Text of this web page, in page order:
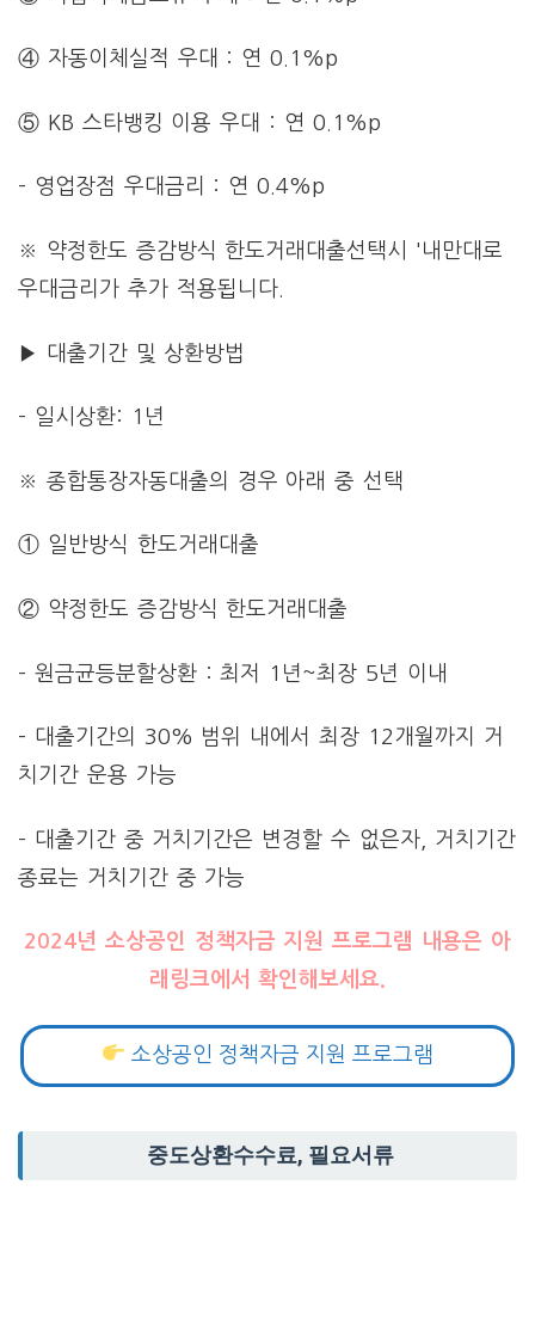
④ 자동이체실적 우대 : 연 0.1%p
⑤ KB 스타뱅킹 이용 우대 : 연 0.1%p
– 영업장점 우대금리 : 연 0.4%p
※ 약정한도 증감방식 한도거래대출선택시 '내만대로
우대금리가 추가 적용됩니다.
▶ 대출기간 및 상환방법
– 일시상환: 1년
※ 종합통장자동대출의 경우 아래 중 선택
① 일반방식 한도거래대출
② 약정한도 증감방식 한도거래대출
– 원금균등분할상환 : 최저 1년~최장 5년 이내
– 대출기간의 30% 범위 내에서 최장 12개월까지 거
치기간 운용 가능
– 대출기간 중 거치기간은 변경할 수 없은자, 거치기간
종료는 거치기간 중 가능
2024년 소상공인 정책자금 지원 프로그램 내용은 아
래링크에서 확인해보세요.
소상공인 정책자금 지원 프로그램
중도상환수수료, 필요서류